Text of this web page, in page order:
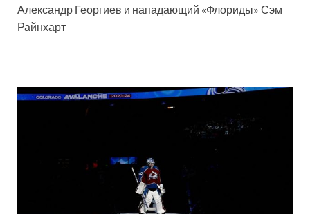
Александр Георгиев и нападающий «Флориды» Сэм
Райнхарт